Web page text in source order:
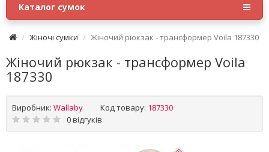
Каталог сумок
Жіночі сумки Жіночий рюкзак - трансформер Voila 187330
Жіночий рюкзак - трансформер Voila
187330
Виробник: Wallaby Код товару: 187330
0 відгуків